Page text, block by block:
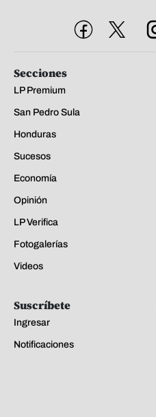
Secciones
LP Premium
San Pedro Sula
Honduras
Sucesos
Economía
Opinión
LP Verifica
Fotogalerías
Videos
Suscríbete
Ingresar
Notificaciones